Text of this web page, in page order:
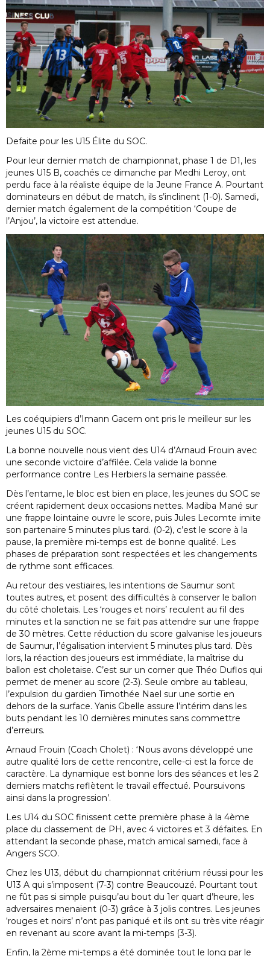
Defaite pour les U15 Élite du SOC.
Pour leur dernier match de championnat, phase 1 de D1, les
jeunes U15 B, coachés ce dimanche par Medhi Leroy, ont
perdu face à la réaliste équipe de la Jeune France A. Pourtant
dominateurs en début de match, ils s’inclinent (1-0). Samedi,
dernier match également de la compétition ‘Coupe de
l’Anjou’, la victoire est attendue.
Les coéquipiers d’Imann Gacem ont pris le meilleur sur les
jeunes U15 du SOC.
La bonne nouvelle nous vient des U14 d’Arnaud Frouin avec
une seconde victoire d’affilée. Cela valide la bonne
performance contre Les Herbiers la semaine passée.
Dès l’entame, le bloc est bien en place, les jeunes du SOC se
créent rapidement deux occasions nettes. Madiba Mané sur
une frappe lointaine ouvre le score, puis Jules Lecomte imite
son partenaire 5 minutes plus tard. (0-2), c’est le score à la
pause, la première mi-temps est de bonne qualité. Les
phases de préparation sont respectées et les changements
de rythme sont efficaces.
Au retour des vestiaires, les intentions de Saumur sont
toutes autres, et posent des difficultés à conserver le ballon
du côté choletais. Les ‘rouges et noirs’ reculent au fil des
minutes et la sanction ne se fait pas attendre sur une frappe
de 30 mètres. Cette réduction du score galvanise les joueurs
de Saumur, l’égalisation intervient 5 minutes plus tard. Dès
lors, la réaction des joueurs est immédiate, la maîtrise du
ballon est choletaise. C’est sur un corner que Théo Duflos qui
permet de mener au score (2-3). Seule ombre au tableau,
l’expulsion du gardien Timothée Nael sur une sortie en
dehors de la surface. Yanis Gbelle assure l’intérim dans les
buts pendant les 10 dernières minutes sans commettre
d’erreurs.
Arnaud Frouin (Coach Cholet) : ‘Nous avons développé une
autre qualité lors de cette rencontre, celle-ci est la force de
caractère. La dynamique est bonne lors des séances et les 2
derniers matchs reflètent le travail effectué. Poursuivons
ainsi dans la progression’.
Les U14 du SOC finissent cette première phase à la 4ème
place du classement de PH, avec 4 victoires et 3 défaites. En
attendant la seconde phase, match amical samedi, face à
Angers SCO.
Chez les U13, début du championnat critérium réussi pour les
U13 A qui s’imposent (7-3) contre Beaucouzé. Pourtant tout
ne fût pas si simple puisqu’au bout du 1er quart d’heure, les
adversaires menaient (0-3) grâce à 3 jolis contres. Les jeunes
‘rouges et noirs’ n’ont pas paniqué et ils ont su très vite réagir
en revenant au score avant la mi-temps (3-3).
Enfin, la 2ème mi-temps a été dominée tout le long par le